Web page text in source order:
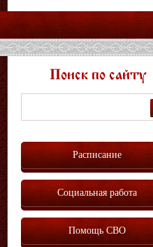
Поиск по сайту
Расписание
Социальная работа
Помощь СВО